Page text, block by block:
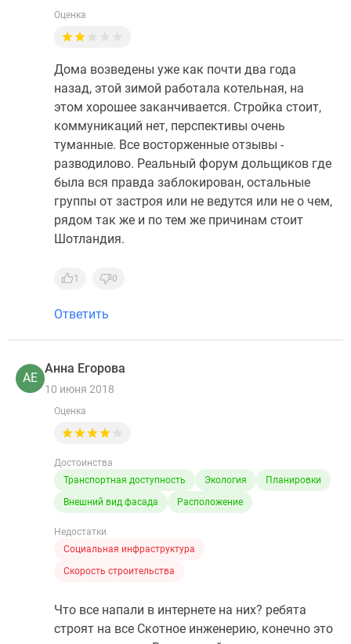
Оценка
Дома возведены уже как почти два года
назад, этой зимой работала котельная, на
этом хорошее заканчивается. Стройка стоит,
коммуникаций нет, перспективы очень
туманные. Все восторженные отзывы -
разводилово. Реальный форум дольщиков где
была вся правда заблокирован, остальные
группы от застроя или не ведутся или не о чем,
рядом так же и по тем же причинам стоит
Шотландия.
1 0
Ответить
АЕ
Анна Егорова
10 июня 2018
Оценка
Достоинства
Транспортная доступность
Экология
Планировки
Внешний вид фасада
Расположение
Недостатки
Социальная инфраструктура
Скорость строительства
Что все напали в интернете на них? ребята
строят на все Скотное инженерию, конечно это